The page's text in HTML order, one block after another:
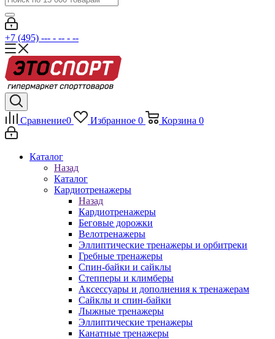
+7 (495) --- - -- - --
Сравнение0 Избранное 0 Корзина 0
Каталог
Назад
Каталог
Кардиотренажеры
Назад
Кардиотренажеры
Беговые дорожки
Велотренажеры
Эллиптические тренажеры и орбитреки
Гребные тренажеры
Спин-байки и сайклы
Степперы и климберы
Аксессуары и дополнения к тренажерам
Сайклы и спин-байки
Лыжные тренажеры
Эллиптические тренажеры
Канатные тренажеры